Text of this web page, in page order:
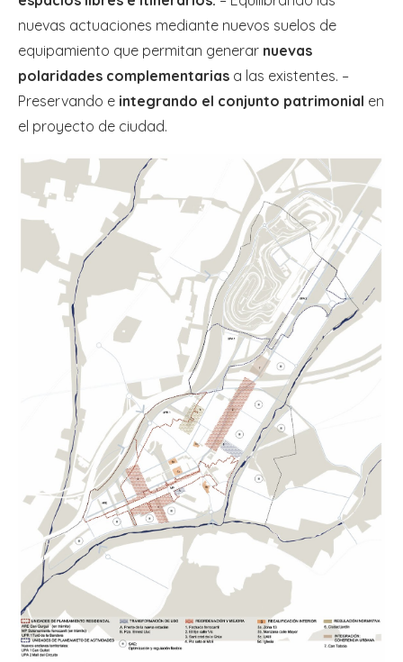
nuevas actuaciones mediante nuevos suelos de
equipamiento que permitan generar nuevas
polaridades complementarias a las existentes. –
Preservando e integrando el conjunto patrimonial en
el proyecto de ciudad.